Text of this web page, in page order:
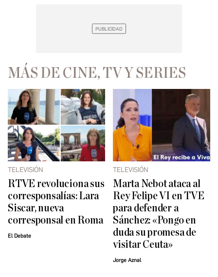
MÁS DE CINE, TV Y SERIES
TELEVISIÓN
RTVE revoluciona sus
corresponsalías: Lara
Siscar, nueva
corresponsal en Roma
El Debate
TELEVISIÓN
Marta Nebot ataca al
Rey Felipe VI en TVE
para defender a
Sánchez: «Pongo en
duda su promesa de
visitar Ceuta»
Jorge Aznal